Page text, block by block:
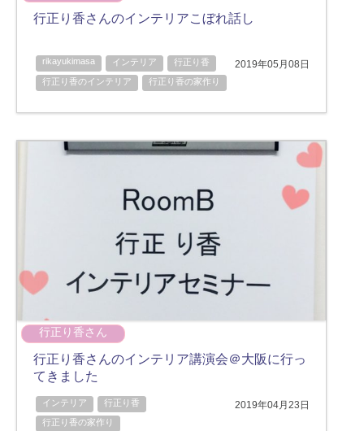
行正り香さんのインテリアこぼれ話し
rikayukimasa インテリア
行正り香
行正り香のインテリア
行正り香の家作り
2019年05月08日
行正り香さん
行正り香さんのインテリア講演会＠大阪に行っ
てきました
インテリア
行正り香
行正り香の家作り
2019年04月23日